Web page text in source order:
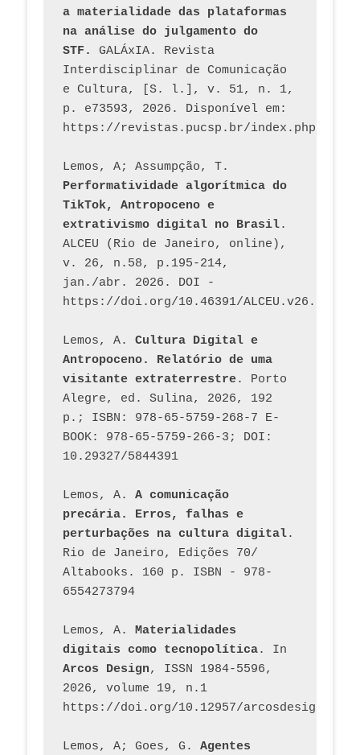
a materialidade das plataformas
na análise do julgamento do
STF.
GALÁxIA. Revista
Interdisciplinar de Comunicação
e Cultura, [S. l.], v. 51, n. 1,
p. e73593, 2026. Disponível em:
Performatividade algorítmica do
TikTok, Antropoceno e
extrativismo digital no Brasil.
ALCEU (Rio de Janeiro, online),
v. 26, n.58, p.195-214,
jan./abr. 2026. DOI -
https://doi.org/10.46391/
Lemos, A. Cultura Digital e
Antropoceno. Relatório de uma
visitante extraterrestre. Porto
Alegre, ed. Sulina, 2026, 192
p.; ISBN: 978-65-5759-268-7 E-
BOOK: 978-65-5759-266-3; DOI:
10.29327/5844391
Lemos, A. A comunicação
precária. Erros, falhas e
perturbações na cultura digital.
Rio de Janeiro, Edições 70/
Altabooks. 160 p. ISBN - 978-
6554273794
Lemos, A. Materialidades
digitais como tecnopolítica
Arcos Design, ISSN 1984-5596,
2026, volume 19, n.1
https://doi.org/10.12957/
Lemos, A; Goes, G. Agentes